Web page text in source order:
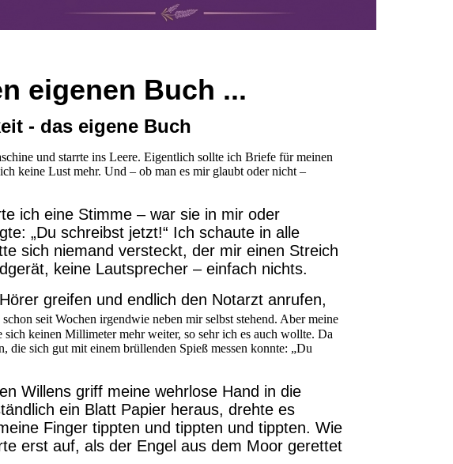
eigenen Buch ...
- das eigene Buch
und starrte ins Leere. Eigentlich sollte ich Briefe für meinen
keine Lust mehr. Und – ob man es mir glaubt oder nicht –
ich eine Stimme – war sie in mir oder
„Du schreibst jetzt!“ Ich schaute in alle
sich niemand versteckt, der mir einen Streich
keine Lautsprecher – einfach nichts.
greifen und endlich den Notarzt anrufen,
seit Wochen irgendwie neben mir selbst stehend. Aber meine
keinen Millimeter mehr weiter, so sehr ich es auch wollte. Da
die sich gut mit einem brüllenden Spieß messen konnte: „Du
Willens griff meine wehrlose Hand in die
ein Blatt Papier heraus, drehte es
Finger tippten und tippten und tippten. Wie
erst auf, als der Engel aus dem Moor gerettet